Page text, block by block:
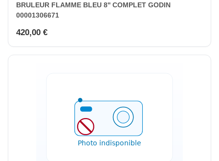
BRULEUR FLAMME BLEU 8'' COMPLET GODIN
00001306671
420,00 €